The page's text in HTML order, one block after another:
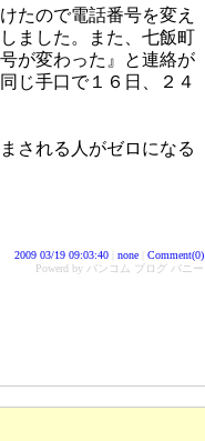
たので電話番号を変え
ました。また、七飯町
が変わった』と連絡が
じ手口で１６日、２４
される人がゼロになる
2009 03/19 09:03:40 none
Comment(0)
Powerd by バンコム ブログ バニー